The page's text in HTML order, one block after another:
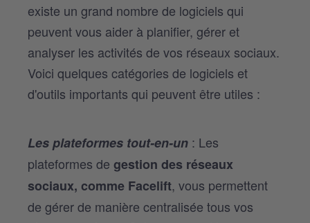
existe un grand nombre de logiciels qui
peuvent vous aider à planifier, gérer et
analyser les activités de vos réseaux sociaux.
Voici quelques catégories de logiciels et
d'outils importants qui peuvent être utiles :
Les plateformes tout-en-un : Les
plateformes de gestion des réseaux
sociaux, comme Facelift, vous permettent
de gérer de manière centralisée tous vos